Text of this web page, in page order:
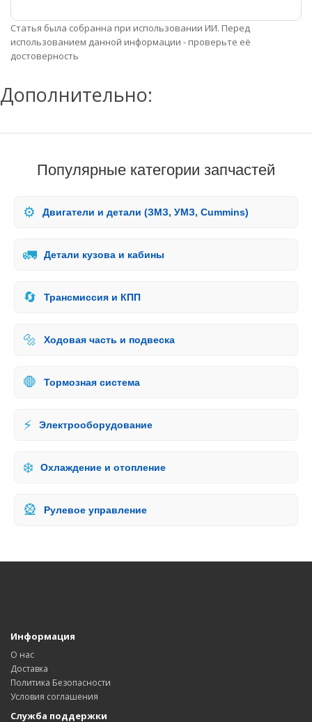
Статья была собранна при использовании ИИ. Перед
использованием данной информации - проверьте её
достоверность
Дополнительно:
Популярные категории запчастей
⚙️ Двигатели и детали (ЗМЗ, УМЗ, Cummins)
🚛 Детали кузова и кабины
🔄 Трансмиссия и КПП
🔩 Ходовая часть и подвеска
🛑 Тормозная система
⚡ Электрооборудование
❄️ Охлаждение и отопление
🎡 Рулевое управление
Информация
О нас
Доставка
Политика Безопасности
Условия соглашения
Служба поддержки